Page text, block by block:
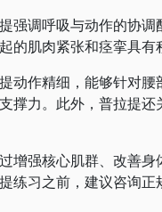
调呼吸与动作的协调
的肌肉紧张和痉挛具有
作精细，能够针对腰
撑力。此外，普拉提
强核心肌群、改善身
练习之前，建议咨询